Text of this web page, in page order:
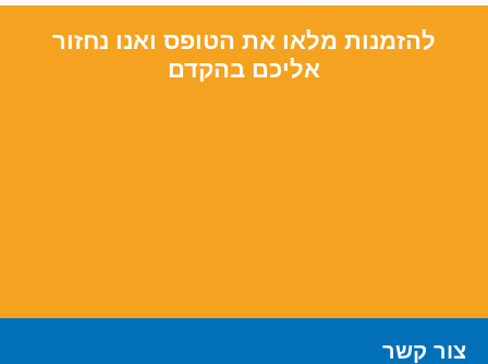
להזמנות מלאו את הטופס ואנו נחזור
אליכם בהקדם
צור קשר